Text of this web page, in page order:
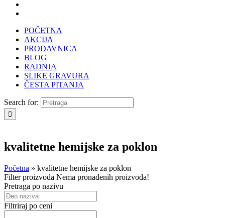
POČETNA
AKCIJA
PRODAVNICA
BLOG
RADNJA
SLIKE GRAVURA
ČESTA PITANJA
Search for:
kvalitetne hemijske za poklon
Početna » kvalitetne hemijske za poklon
Filter proizvoda Nema pronađenih proizvoda!
Pretraga po nazivu
Filtriraj po ceni